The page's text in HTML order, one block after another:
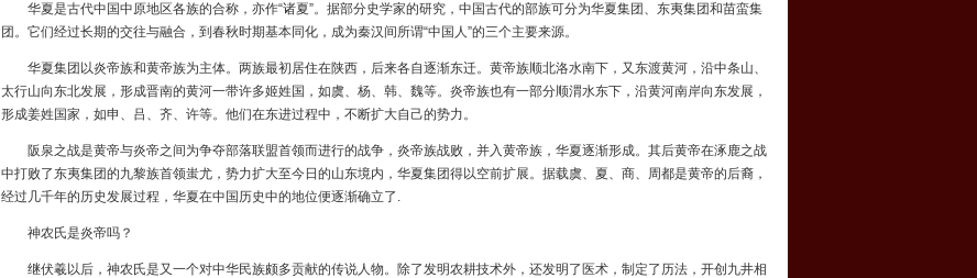
华夏是古代中国中原地区各族的合称，亦作“诸夏”。据部分史学家的研究，中国古代的部族可分为华夏集团、东夷集团和苗蛮集
团。它们经过长期的交往与融合，到春秋时期基本同化，成为秦汉间所谓“中国人”的三个主要来源。
华夏集团以炎帝族和黄帝族为主体。两族最初居住在陕西，后来各自逐渐东迁。黄帝族顺北洛水南下，又东渡黄河，沿中条山、
太行山向东北发展，形成晋南的黄河一带许多姬姓国，如虞、杨、韩、魏等。炎帝族也有一部分顺渭水东下，沿黄河南岸向东发展，
形成姜姓国家，如申、吕、齐、许等。他们在东进过程中，不断扩大自己的势力。
阪泉之战是黄帝与炎帝之间为争夺部落联盟首领而进行的战争，炎帝族战败，并入黄帝族，华夏逐渐形成。其后黄帝在涿鹿之战
中打败了东夷集团的九黎族首领蚩尤，势力扩大至今日的山东境内，华夏集团得以空前扩展。据载虞、夏、商、周都是黄帝的后裔，
经过几千年的历史发展过程，华夏在中国历史中的地位便逐渐确立了.
神农氏是炎帝吗？
继伏羲以后，神农氏是又一个对中华民族颇多贡献的传说人物。除了发明农耕技术外，还发明了医术，制定了历法，开创九井相